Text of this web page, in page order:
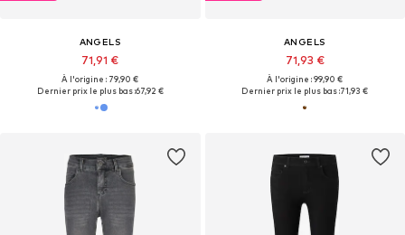
ANGELS
71,91 €
À l'origine : 79,90 €
Dernier prix le plus bas :67,92 €
ANGELS
71,93 €
À l'origine : 99,90 €
Dernier prix le plus bas :71,93 €